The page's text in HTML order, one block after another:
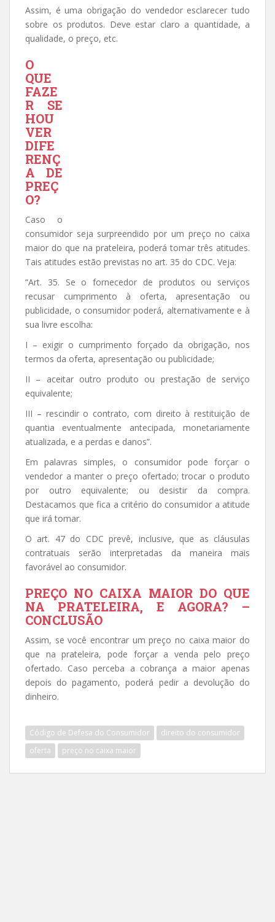
Assim, é uma obrigação do vendedor esclarecer tudo
sobre os produtos. Deve estar claro a quantidade, a
qualidade, o preço, etc.
O
QUE
FAZE
R SE
HOU
VER
DIFE
RENÇ
A DE
PREÇ
O?
Caso o
consumidor seja surpreendido por um preço no caixa
maior do que na prateleira, poderá tomar três atitudes.
Tais atitudes estão previstas no art. 35 do CDC. Veja:
“Art. 35. Se o fornecedor de produtos ou serviços
recusar cumprimento à oferta, apresentação ou
publicidade, o consumidor poderá, alternativamente e à
sua livre escolha:
I – exigir o cumprimento forçado da obrigação, nos
termos da oferta, apresentação ou publicidade;
II – aceitar outro produto ou prestação de serviço
equivalente;
III – rescindir o contrato, com direito à restituição de
quantia eventualmente antecipada, monetariamente
atualizada, e a perdas e danos”.
Em palavras simples, o consumidor pode forçar o
vendedor a manter o preço ofertado; trocar o produto
por outro equivalente; ou desistir da compra.
Destacamos que fica a critério do consumidor a atitude
que irá tomar.
O art. 47 do CDC prevê, inclusive, que as cláusulas
contratuais serão interpretadas da maneira mais
favorável ao consumidor.
PREÇO NO CAIXA MAIOR DO QUE
NA PRATELEIRA, E AGORA? –
CONCLUSÃO
Assim, se você encontrar um preço no caixa maior do
que na prateleira, pode forçar a venda pelo preço
ofertado. Caso perceba a cobrança a maior apenas
depois do pagamento, poderá pedir a devolução do
dinheiro.
Código de Defesa do Consumidor
direito do consumidor
oferta
preço no caixa maior